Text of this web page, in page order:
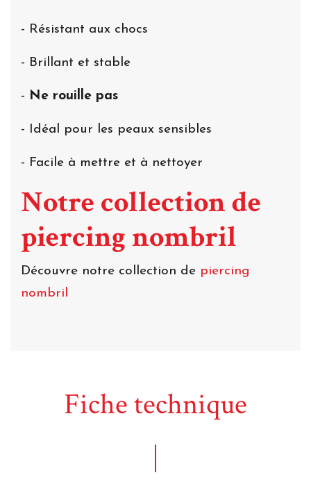
- Résistant aux chocs
- Brillant et stable
- Ne rouille pas
- Idéal pour les peaux sensibles
- Facile à mettre et à nettoyer
Notre collection de
piercing nombril
Découvre notre collection de piercing
nombril
Fiche technique